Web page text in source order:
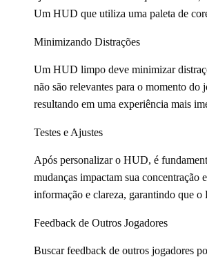
Um HUD que utiliza uma paleta de
Minimizando Distrações
Um HUD limpo deve minimizar
não são relevantes para o momento
resultando em uma experiência mais
Testes e Ajustes
Após personalizar o HUD, é
mudanças impactam sua concentração
informação e clareza, garantindo que o
Feedback de Outros Jogadores
Buscar feedback de outros jogadores